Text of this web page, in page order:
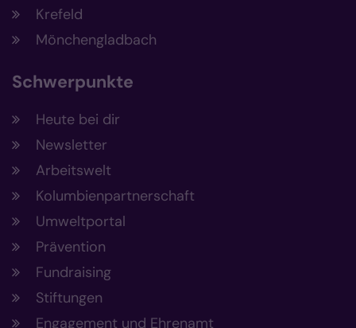
Krefeld
Mönchengladbach
Schwerpunkte
Heute bei dir
Newsletter
Arbeitswelt
Kolumbienpartnerschaft
Umweltportal
Prävention
Fundraising
Stiftungen
Engagement und Ehrenamt